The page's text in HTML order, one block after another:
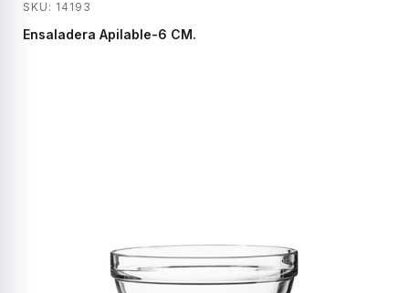
SKU: 14193
Ensaladera Apilable-6 CM.